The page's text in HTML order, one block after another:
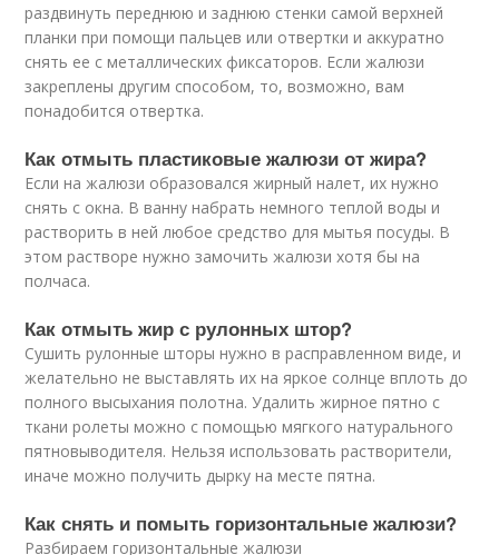
раздвинуть переднюю и заднюю стенки самой верхней
планки при помощи пальцев или отвертки и аккуратно
снять ее с металлических фиксаторов. Если жалюзи
закреплены другим способом, то, возможно, вам
понадобится отвертка.
Как отмыть пластиковые жалюзи от жира?
Если на жалюзи образовался жирный налет, их нужно
снять с окна. В ванну набрать немного теплой воды и
растворить в ней любое средство для мытья посуды. В
этом растворе нужно замочить жалюзи хотя бы на
полчаса.
Как отмыть жир с рулонных штор?
Сушить рулонные шторы нужно в расправленном виде, и
желательно не выставлять их на яркое солнце вплоть до
полного высыхания полотна. Удалить жирное пятно с
ткани ролеты можно с помощью мягкого натурального
пятновыводителя. Нельзя использовать растворители,
иначе можно получить дырку на месте пятна.
Как снять и помыть горизонтальные жалюзи?
Разбираем горизонтальные жалюзи